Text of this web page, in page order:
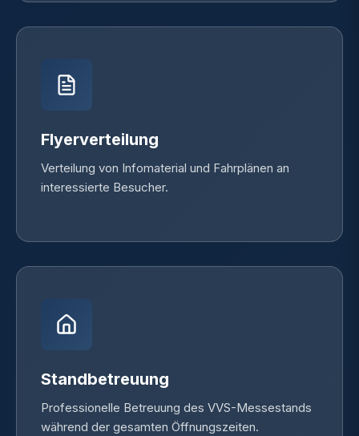
Flyerverteilung
Verteilung von Infomaterial und Fahrplänen an
interessierte Besucher.
Standbetreuung
Professionelle Betreuung des VVS-Messestands
während der gesamten Öffnungszeiten.